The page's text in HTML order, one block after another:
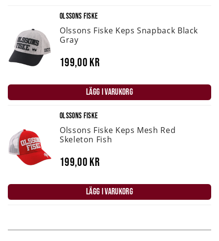
OLSSONS FISKE
Olssons Fiske Keps Snapback Black
Gray
199,00 kr
LÄGG I VARUKORG
OLSSONS FISKE
Olssons Fiske Keps Mesh Red
Skeleton Fish
199,00 kr
LÄGG I VARUKORG